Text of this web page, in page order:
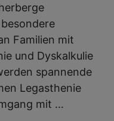
Familien mit
und Dyskalkulie
spannende
Legasthenie
mit …